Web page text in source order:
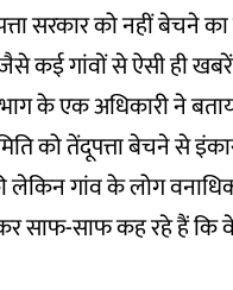
सरकार को नहीं बेचने
कई गांवों से ऐसी ही
के एक अधिकारी ने
को तेंदूपत्ता बेचने से
लेकिन गांव के लोग
साफ-साफ कह रहे हैं कि